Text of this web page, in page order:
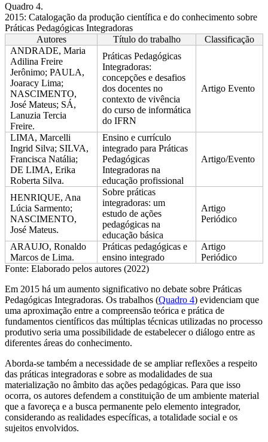
Quadro 4.
2015: Catalogação da produção científica e do conhecimento sobre
Práticas Pedagógicas Integradoras
Autores
Título do trabalho
Classificação
ANDRADE, Maria
Adilina Freire
Jerônimo; PAULA,
Joaracy Lima;
NASCIMENTO,
José Mateus; SÁ,
Lanuzia Tercia
Freire.
Práticas Pedagógicas
Integradoras:
concepções e desafios
dos docentes no
contexto de vivência
do curso de informática
do IFRN
Artigo Evento
LIMA, Marcelli
Ingrid Silva; SILVA,
Francisca Natália;
DE LIMA, Erika
Roberta Silva.
Ensino e currículo
integrado para Práticas
Pedagógicas
Integradoras na
educação profissional
Artigo/Evento
HENRIQUE, Ana
Lúcia Sarmento;
NASCIMENTO,
José Mateus.
Sobre práticas
integradoras: um
estudo de ações
pedagógicas na
educação básica
Artigo
Periódico
ARAUJO, Ronaldo
Marcos de Lima.
Práticas pedagógicas e
ensino integrado
Artigo
Periódico
Fonte: Elaborado pelos autores (2022)
Em 2015 há um aumento significativo no debate sobre Práticas
Pedagógicas Integradoras. Os trabalhos (Quadro 4) evidenciam que
uma aproximação entre a compreensão teórica e prática de
fundamentos científicos das múltiplas técnicas utilizadas no processo
produtivo seria uma possibilidade de estabelecer o diálogo entre as
diferentes áreas do conhecimento.
Aborda-se também a necessidade de se ampliar reflexões a respeito
das práticas integradoras e sobre as modalidades de sua
materialização no âmbito das ações pedagógicas. Para que isso
ocorra, os autores defendem a constituição de um ambiente material
que a favoreça e a busca permanente pelo elemento integrador,
considerando as realidades específicas, a totalidade social e os
sujeitos envolvidos.